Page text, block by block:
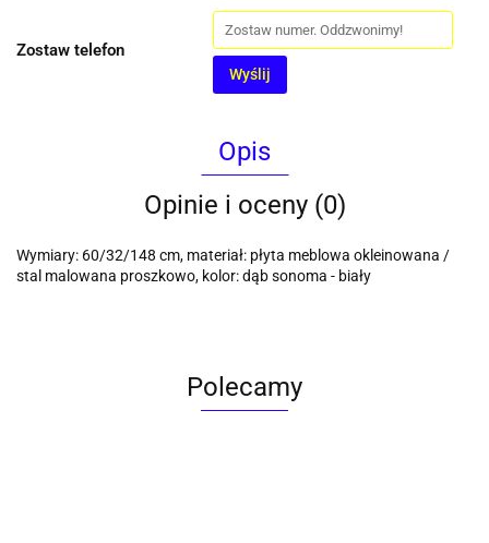
Zostaw telefon
Wyślij
Opis
Opinie i oceny (0)
Wymiary: 60/32/148 cm, materiał: płyta meblowa okleinowana /
stal malowana proszkowo, kolor: dąb sonoma - biały
Polecamy